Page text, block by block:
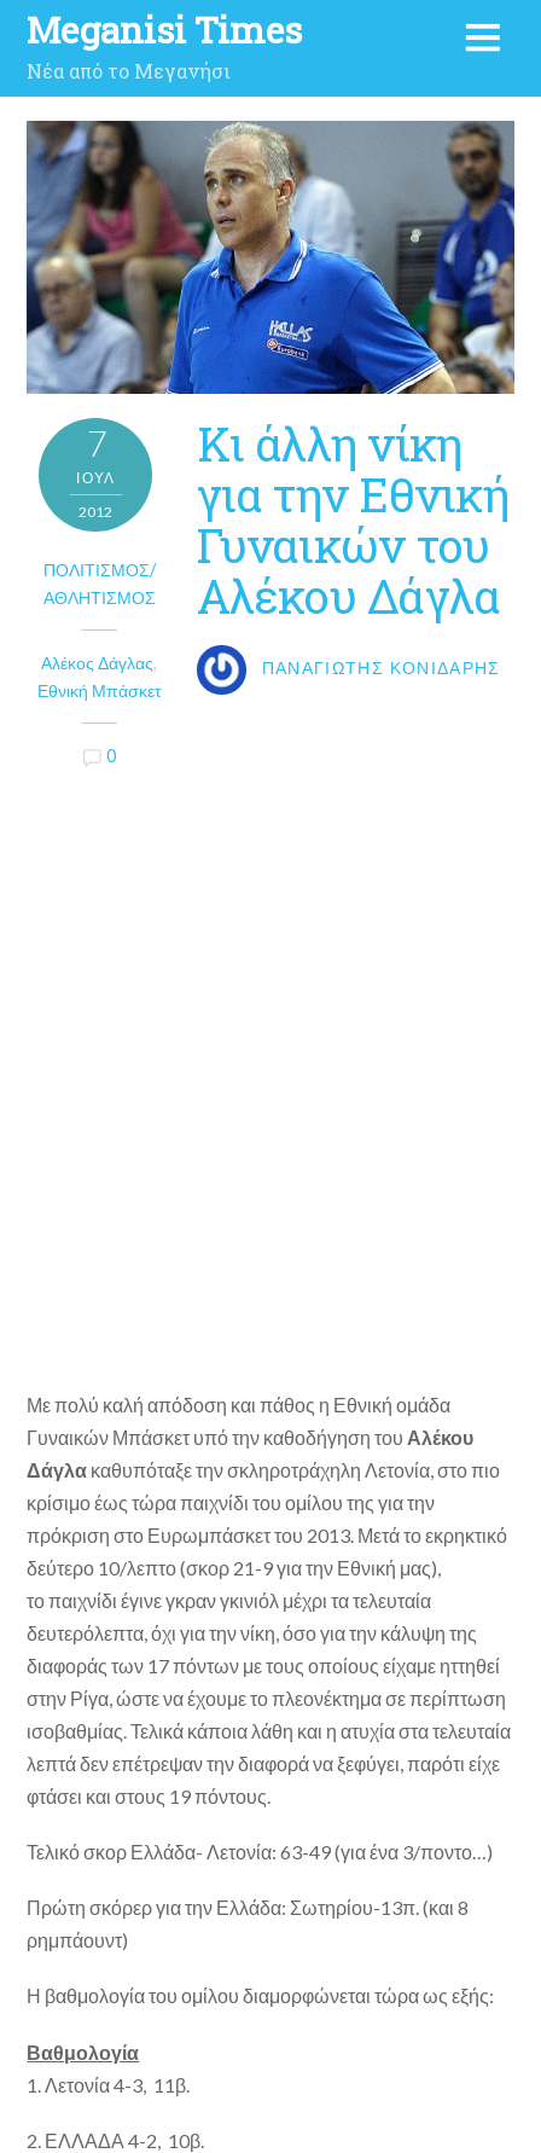
Meganisi Times
Νέα από το Μεγανήσι
7
ΙΟΎΛ
2012
ΠΟΛΙΤΙΣΜΌΣ/
ΑΘΛΗΤΙΣΜΌΣ
Αλέκος Δάγλας,
Εθνική Μπάσκετ
0
Κι άλλη νίκη
για την Εθνική
Γυναικών του
Αλέκου Δάγλα
ΠΑΝΑΓΙΏΤΗΣ ΚΟΝΙΔΆΡΗΣ
Με πολύ καλή απόδοση και πάθος η Εθνική ομάδα
Γυναικών Μπάσκετ υπό την καθοδήγηση του Αλέκου
Δάγλα καθυπόταξε την σκληροτράχηλη Λετονία, στο πιο
κρίσιμο έως τώρα παιχνίδι του ομίλου της για την
πρόκριση στο Ευρωμπάσκετ του 2013. Μετά το εκρηκτικό
δεύτερο 10/λεπτο (σκορ 21-9 για την Εθνική μας),
το παιχνίδι έγινε γκραν γκινιόλ μέχρι τα τελευταία
δευτερόλεπτα, όχι για την νίκη, όσο για την κάλυψη της
διαφοράς των 17 πόντων με τους οποίους είχαμε ηττηθεί
στην Ρίγα, ώστε να έχουμε το πλεονέκτημα σε περίπτωση
ισοβαθμίας. Τελικά κάποια λάθη και η ατυχία στα τελευταία
λεπτά δεν επέτρεψαν την διαφορά να ξεφύγει, παρότι είχε
φτάσει και στους 19 πόντους.
Τελικό σκορ Ελλάδα- Λετονία: 63-49 (για ένα 3/ποντο…)
Πρώτη σκόρερ για την Ελλάδα: Σωτηρίου-13π. (και 8
ρημπάουντ)
Η βαθμολογία του ομίλου διαμορφώνεται τώρα ως εξής:
Βαθμολογία
1. Λετονία 4-3, 11β.
2. ΕΛΛΑΔΑ 4-2, 10β.